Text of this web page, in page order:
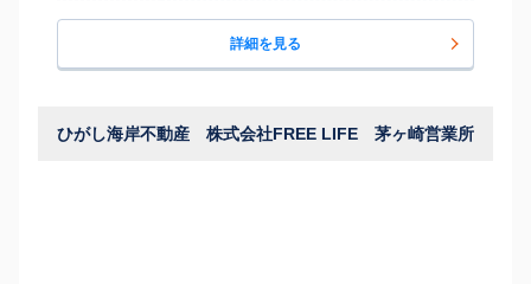
詳細を見る
ひがし海岸不動産 株式会社FREE LIFE 茅ヶ崎営業所